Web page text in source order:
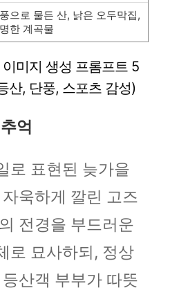
으로 물든 산, 낡은 오두막집,
한 계곡물
이미지 생성 프롬프트 5
산, 단풍, 스포츠 감성)
억
로 표현된 늦가을
욱하게 깔린 고즈
전경을 부드러운
로 묘사하되, 정상
산객 부부가 따뜻